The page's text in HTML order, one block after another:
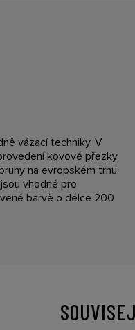
vázací techniky. V
kovové přezky.
na evropském trhu.
vhodné pro
barvě o délce 200